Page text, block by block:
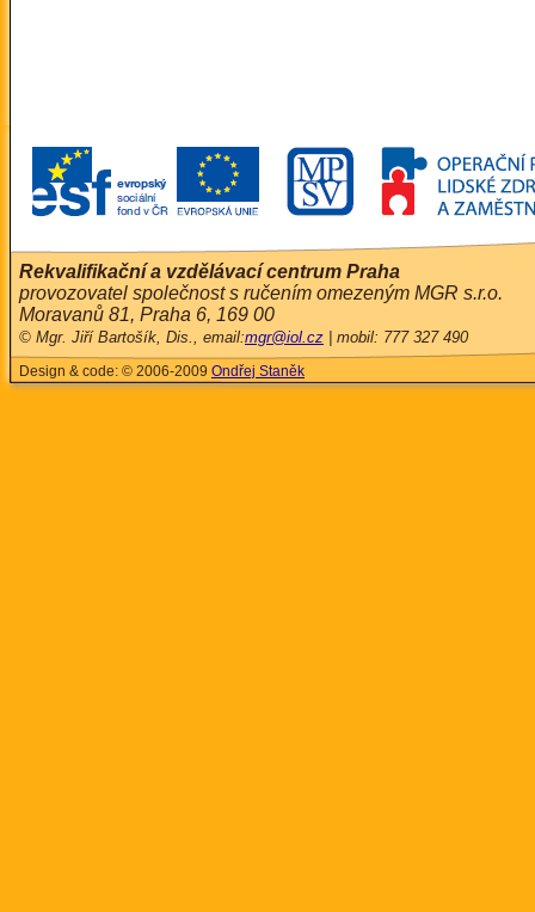
Rekvalifikační a vzdělávací centrum Praha
provozovatel společnost s ručením omezeným MGR s.r.o.
Moravanů 81, Praha 6, 169 00
© Mgr. Jiří Bartošík, Dis., email:mgr@iol.cz | mobil: 777 327 490
Design & code: © 2006-2009 Ondřej Staněk